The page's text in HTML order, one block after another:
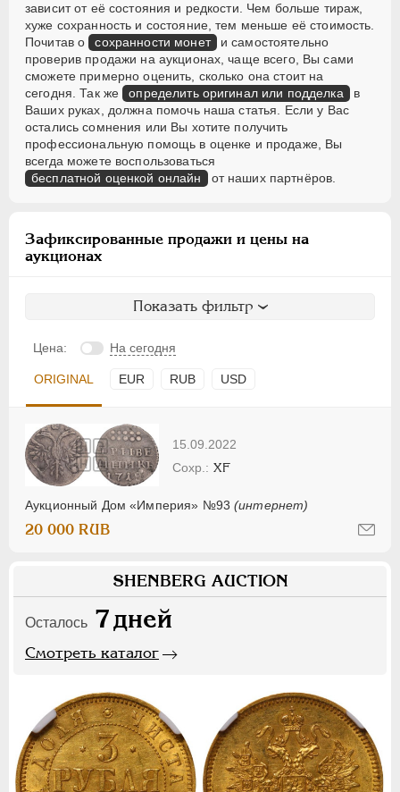
зависит от её состояния и редкости. Чем больше тираж,
хуже сохранность и состояние, тем меньше её стоимость.
Почитав о сохранности монет и самостоятельно
проверив продажи на аукционах, чаще всего, Вы сами
сможете примерно оценить, сколько она стоит на
сегодня. Так же определить оригинал или подделка в
Ваших руках, должна помочь наша статья. Если у Вас
остались сомнения или Вы хотите получить
профессиональную помощь в оценке и продаже, Вы
всегда можете воспользоваться
бесплатной оценкой онлайн от наших партнёров.
Зафиксированные продажи и цены на
аукционах
Показать фильтр
Цена: На сегодня
ORIGINAL EUR RUB USD
15.09.2022
Аукционный Дом «Империя» №93(интернет)
XF
20 000 RUB
SHENBERG AUCTION
Осталось 7дней
Смотреть каталог